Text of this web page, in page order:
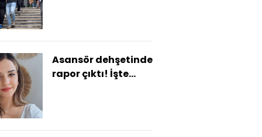
Asansör dehşetinde
rapor çıktı! İşte